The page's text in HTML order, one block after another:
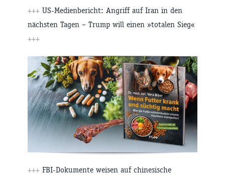
+++ US-Medienbericht: Angriff auf Iran in den
nächsten Tagen – Trump will einen »totalen Sieg«
+++
+++ FBI-Dokumente weisen auf chinesische